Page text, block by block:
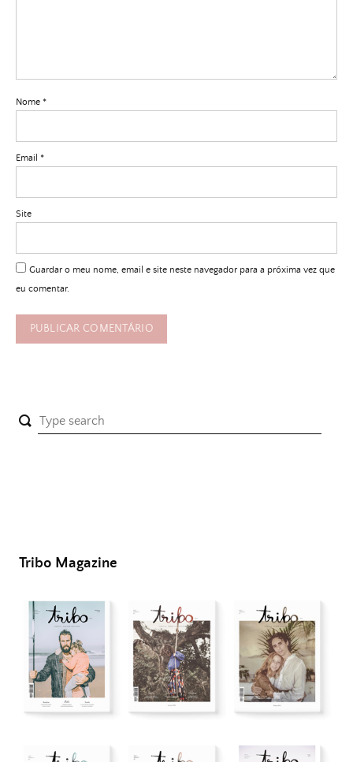
Nome *
Email *
Site
Guardar o meu nome, email e site neste navegador para a próxima vez que
eu comentar.
Tribo Magazine